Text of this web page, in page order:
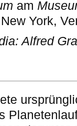
am
York,
Alfred